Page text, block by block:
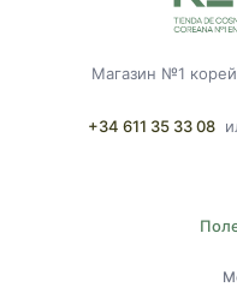
Магазин №1
+34 611 35 33 08